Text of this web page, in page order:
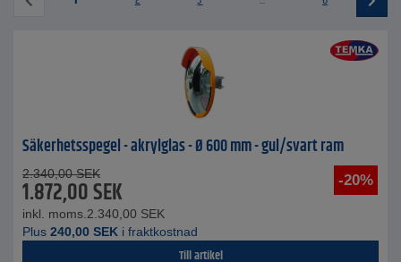
Säkerhetsspegel - akrylglas - Ø 600 mm - gul/svart ram
-20%
2.340,00 SEK
1.872,00SEK
inkl. moms. 2.340,00 SEK
Plus 240,00 SEK i fraktkostnad
Till artikel